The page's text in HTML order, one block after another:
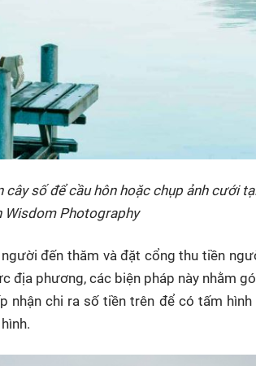
số để cầu hôn hoặc chụp ảnh cưới
Wisdom Photography
đến thăm và đặt cổng thu tiền
địa phương, các biện pháp này nhằm
nhận chi ra số tiền trên để có tấm